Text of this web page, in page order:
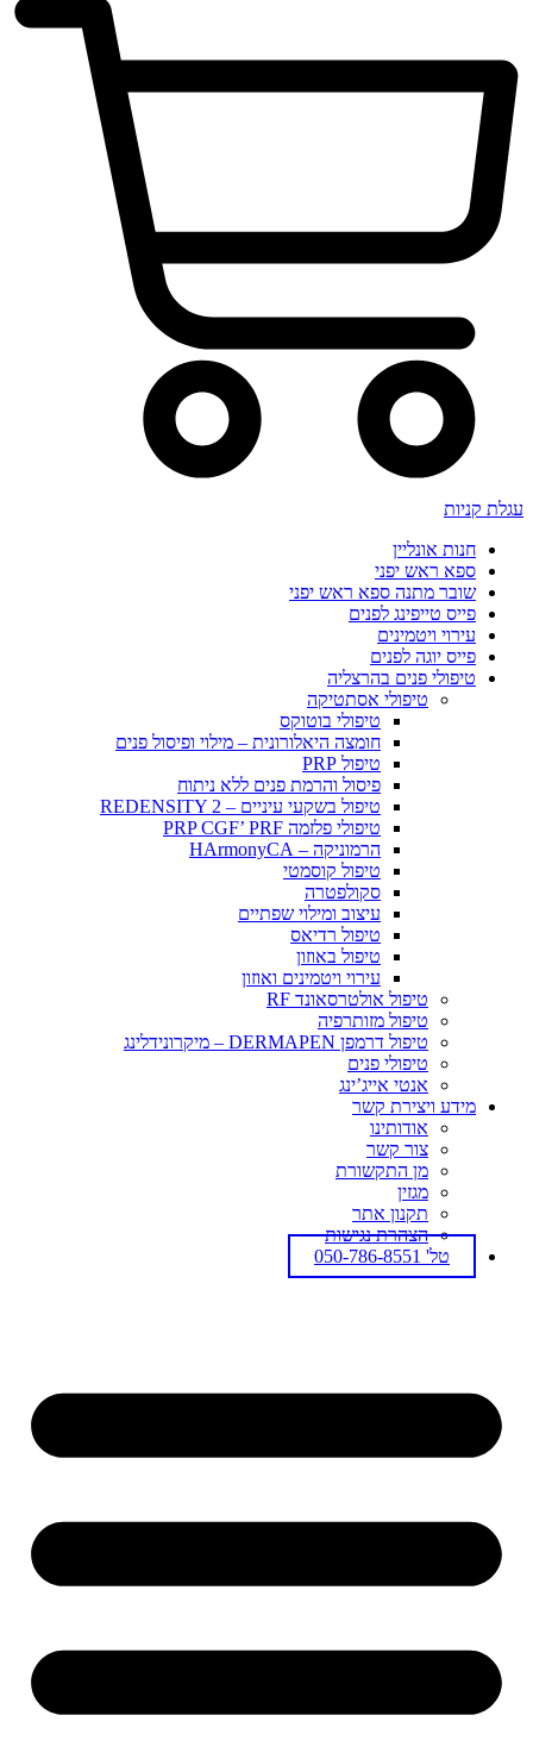
עגלת קניות
חנות אונליין
ספא ראש יפני
שובר מתנה ספא ראש יפני
פייס טייפינג לפנים
עירוי ויטמינים
פייס יוגה לפנים
טיפולי פנים בהרצליה
טיפולי אסתטיקה
טיפולי בוטוקס
חומצה היאלורונית – מילוי ופיסול פנים
טיפול PRP
פיסול והרמת פנים ללא ניתוח
טיפול בשקעי עיניים – REDENSITY 2
טיפולי פלזמה PRP CGF’ PRF
הרמוניקה – HArmonyCA
טיפול קוסמטי
סקולפטרה
עיצוב ומילוי שפתיים
טיפול רדיאס
טיפול באוזון
עירוי ויטמינים ואוזון
טיפול אולטרסאונד RF
טיפול מזותרפיה
טיפול דרמפן DERMAPEN – מיקרונידלינג
טיפולי פנים
אנטי אייג’ינג
מידע ויצירת קשר
אודותינו
צור קשר
מן התקשורת
מגזין
תקנון אתר
הצהרת נגישות
טל' 050-786-8551